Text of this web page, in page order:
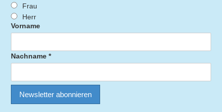
Frau
Herr
Vorname
Nachname *